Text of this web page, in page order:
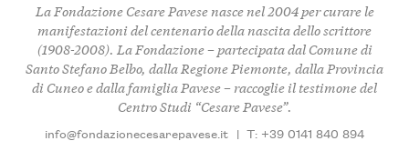
La Fondazione Cesare Pavese nasce nel 2004 per curare le
manifestazioni del centenario della nascita dello scrittore
(1908-2008). La Fondazione – partecipata dal Comune di
Santo Stefano Belbo, dalla Regione Piemonte, dalla Provincia
di Cuneo e dalla famiglia Pavese – raccoglie il testimone del
Centro Studi “Cesare Pavese”.
info@fondazionecesarepavese.it | T: +39 0141 840 894